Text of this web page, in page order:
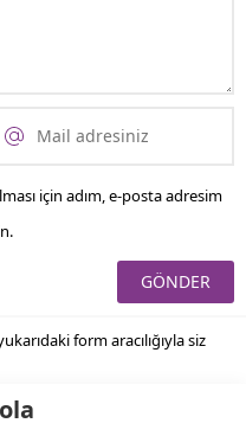
için adım, e-posta adresim
form aracılığıyla siz